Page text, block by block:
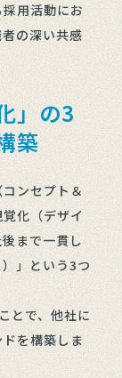
用活動にお
の深い共感
」の3
築
ンセプト＆
化（デザイ
まで一貫し
」という3つ
とで、他社に
を構築しま